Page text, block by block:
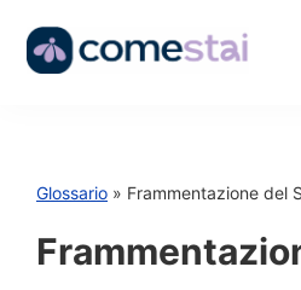
Glossario » Frammentazione del